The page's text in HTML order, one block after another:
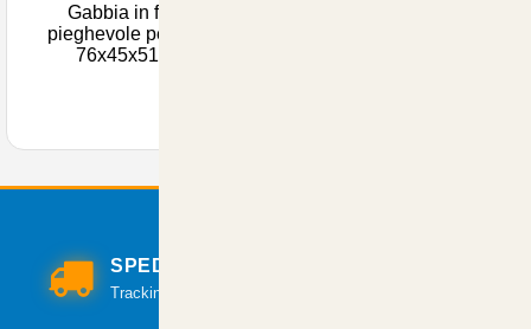
Gabbia in ferro
pieghevole per cani
76x45x51.5h
SPEDIZIONI VELOCI
Tracking per il monitoraggio della spedizione.